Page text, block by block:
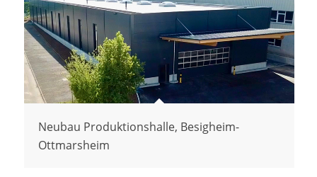
Neubau Produktionshalle, Besigheim-
Ottmarsheim